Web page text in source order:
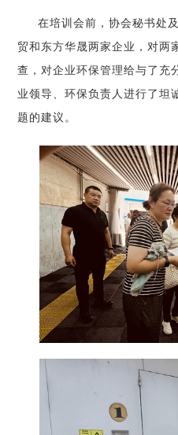
在培训会前，协会秘书处
贸和东方华晟两家企业，对两
查，对企业环保管理给与了充
业领导、环保负责人进行了坦
题的建议。